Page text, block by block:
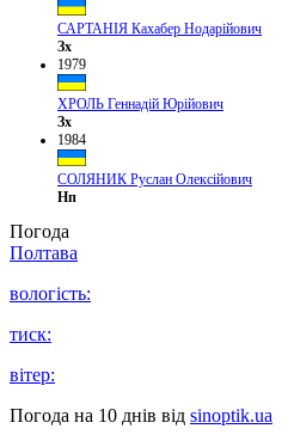
САРТАНІЯ Кахабер Нодарійович
Зх
1979
ХРОЛЬ Геннадій Юрійович
Зх
1984
СОЛЯНИК Руслан Олексійович
Нп
Погода
Полтава
вологість:
тиск:
вітер:
Погода на 10 днів від sinoptik.ua